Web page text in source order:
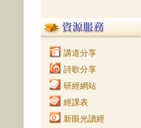
講道分享
詩歌分享
研經網站
經課表
新眼光讀經